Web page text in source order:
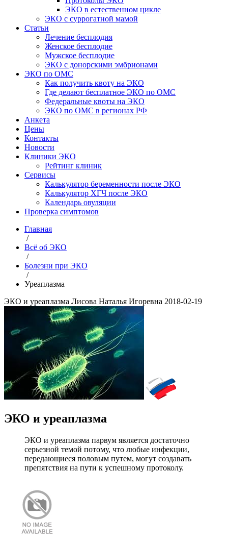
ЭКО в естественном цикле
ЭКО с суррогатной мамой
Статьи
Лечение бесплодия
Женское бесплодие
Мужское бесплодие
ЭКО с донорскими эмбрионами
ЭКО по ОМС
Как получить квоту на ЭКО
Где делают бесплатное ЭКО по ОМС
Федеральные квоты на ЭКО
ЭКО по ОМС в регионах РФ
Анкета
Цены
Контакты
Новости
Клиники ЭКО
Рейтинг клиник
Сервисы
Калькулятор беременности после ЭКО
Калькулятор ХГЧ после ЭКО
Календарь овуляции
Проверка симптомов
Главная
/
Всё об ЭКО
/
Болезни при ЭКО
/
Уреаплазма
ЭКО и уреаплазма Лисова Наталья Игоревна 2018-02-19
ЭКО и уреаплазма
ЭКО и уреаплазма парвум является достаточно
серьезной темой потому, что любые инфекции,
передающиеся половым путем, могут создавать
препятствия на пути к успешному протоколу.